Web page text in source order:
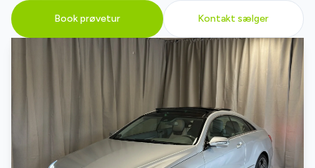
Book prøvetur Kontakt sælger